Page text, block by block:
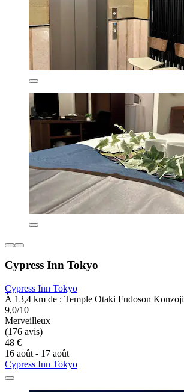
Cypress Inn Tokyo
Cypress Inn Tokyo
À 13,4 km de : Temple Otaki Fudoson Konzoji
9,0/10
Merveilleux
(176 avis)
48 €
16 août - 17 août
Cypress Inn Tokyo